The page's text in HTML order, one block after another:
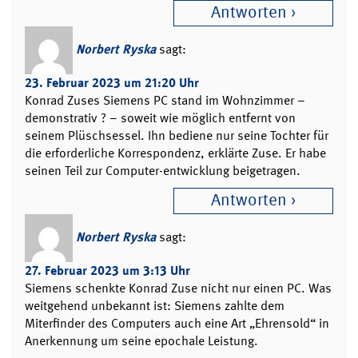
Antworten
Norbert Ryska sagt:
23. Februar 2023 um 21:20 Uhr
Konrad Zuses Siemens PC stand im Wohnzimmer –
demonstrativ ? – soweit wie möglich entfernt von
seinem Plüschsessel. Ihn bediene nur seine Tochter für
die erforderliche Korrespondenz, erklärte Zuse. Er habe
seinen Teil zur Computer-entwicklung beigetragen.
Antworten
Norbert Ryska sagt:
27. Februar 2023 um 3:13 Uhr
Siemens schenkte Konrad Zuse nicht nur einen PC. Was
weitgehend unbekannt ist: Siemens zahlte dem
Miterfinder des Computers auch eine Art „Ehrensold“ in
Anerkennung um seine epochale Leistung.